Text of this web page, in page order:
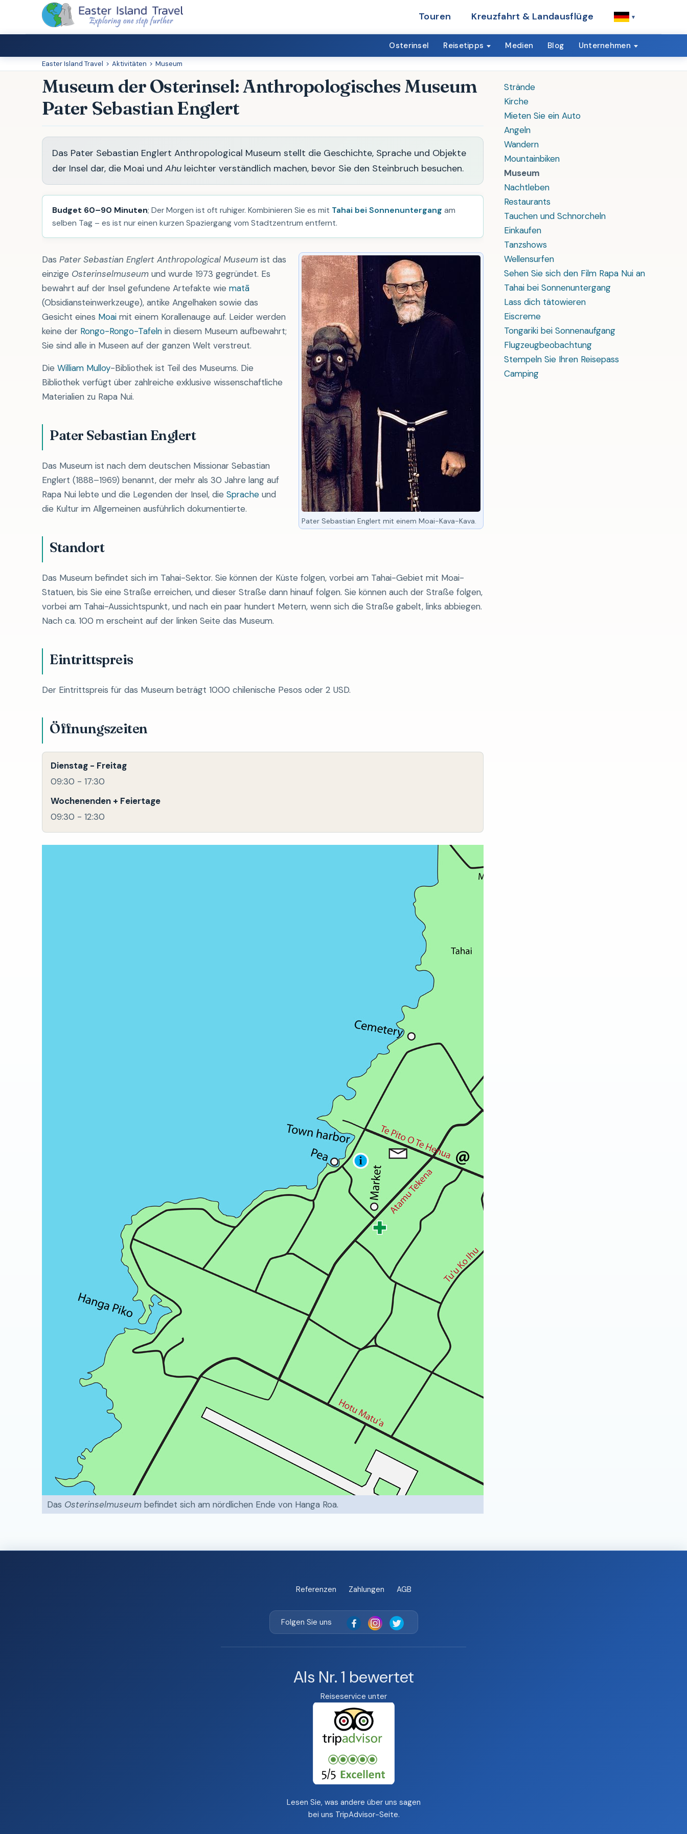
Touren Kreuzfahrt & Landausflüge ▾
Osterinsel Reisetipps Medien Blog⁠ Unternehmen
Easter Island Travel > Aktivitäten > Museum
Strände
Kirche
Mieten Sie ein Auto
Angeln
Wandern
Mountainbiken
Museum⁠
Nachtleben
Restaurants⁠
Tauchen und Schnorcheln
Einkaufen
Tanzshows
Wellensurfen
Sehen Sie sich den Film Rapa Nui an
Tahai bei Sonnenuntergang
Lass dich tätowieren
Eiscreme
Tongariki bei Sonnenaufgang
Flugzeugbeobachtung
Stempeln Sie Ihren Reisepass
Camping⁠
Museum der Osterinsel: Anthropologisches Museum
Pater Sebastian Englert
Das Pater Sebastian Englert Anthropological Museum stellt die Geschichte, Sprache und Objekte
der Insel dar, die Moai undAhu leichter verständlich machen, bevor Sie den Steinbruch besuchen.
Budget 60–90 Minuten; Der Morgen ist oft ruhiger. Kombinieren Sie es mit Tahai bei Sonnenuntergang am
selben Tag – es ist nur einen kurzen Spaziergang vom Stadtzentrum entfernt.
Pater Sebastian Englert mit einem Moai-Kava-Kava.
Das Pater Sebastian Englert Anthropological Museum ist das
einzige Osterinselmuseum und wurde 1973 gegründet. Es
bewahrt auf der Insel gefundene Artefakte wie matā
(Obsidiansteinwerkzeuge), antike Angelhaken sowie das
Gesicht eines Moai mit einem Korallenauge auf. Leider werden
keine der Rongo-Rongo-Tafeln in diesem Museum aufbewahrt;
Sie sind alle in Museen auf der ganzen Welt verstreut.
Die William Mulloy-Bibliothek ist Teil des Museums. Die
Bibliothek verfügt über zahlreiche exklusive wissenschaftliche
Materialien zu Rapa Nui.
Pater Sebastian Englert
Das Museum ist nach dem deutschen Missionar Sebastian
Englert (1888–1969) benannt, der mehr als 30 Jahre lang auf
Rapa Nui lebte und die Legenden der Insel, die Sprache und
die Kultur im Allgemeinen ausführlich dokumentierte.
Standort
Das Museum befindet sich im Tahai-Sektor. Sie können der Küste folgen, vorbei am Tahai-Gebiet mit Moai-
Statuen, bis Sie eine Straße erreichen, und dieser Straße dann hinauf folgen. Sie können auch der Straße folgen,
vorbei am Tahai-Aussichtspunkt, und nach ein paar hundert Metern, wenn sich die Straße gabelt, links abbiegen.
Nach ca. 100 m erscheint auf der linken Seite das Museum.
Eintrittspreis
Der Eintrittspreis für das Museum beträgt 1000 chilenische Pesos oder 2 USD.
Öffnungszeiten
Dienstag - Freitag
09:30 - 17:30
Wochenenden + Feiertage
09:30 - 12:30
Das Osterinselmuseum befindet sich am nördlichen Ende von Hanga Roa.
Referenzen Zahlungen AGB
Folgen Sie uns
Als Nr. 1 bewertet
Reiseservice unter
Lesen Sie, was andere über uns sagen
bei uns TripAdvisor-Seite.